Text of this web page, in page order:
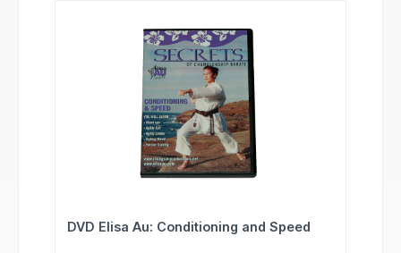
DVD Elisa Au: Conditioning and Speed